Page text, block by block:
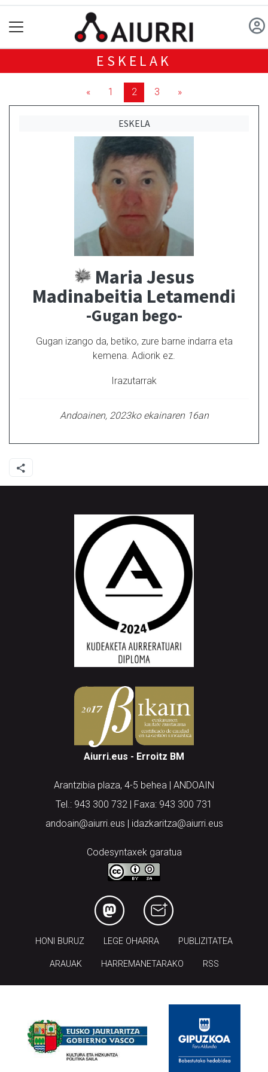
ESKELAK
« 1 2 3 »
ESKELA
Maria Jesus
Madinabeitia Letamendi
-Gugan bego-
Gugan izango da, betiko, zure barne indarra eta
kemena. Adiorik ez.
Irazutarrak
Andoainen, 2023ko ekainaren 16an
Aiurri.eus - Erroitz BM
Arantzibia plaza, 4-5 behea | ANDOAIN
Tel.: 943 300 732 | Faxa: 943 300 731
andoain@aiurri.eus | idazkaritza@aiurri.eus
Codesyntaxek garatua
HONI BURUZ LEGE OHARRA PUBLIZITATEA
ARAUAK HARREMANETARAKO RSS